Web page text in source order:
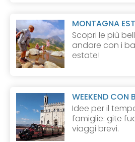
MONTAGNA
Scopri le più
andare con i
estate!
WEEKEND CON
Idee per il
famiglie: gite
viaggi brevi.